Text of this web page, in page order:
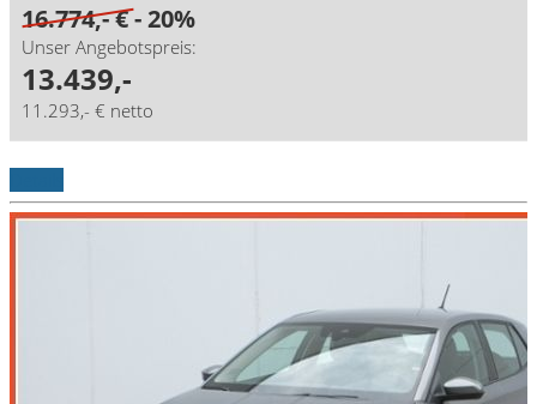
16.774,- €- 20%
Unser Angebotspreis:
13.439,-
11.293,- € netto